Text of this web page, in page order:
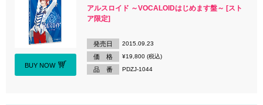
BUY NOW
アルスロイド ～VOCALOIDはじめます盤～ [スト
ア限定]
発売日 2015.09.23
価 格 ¥19,800 (税込)
品 番 PDZJ-1044